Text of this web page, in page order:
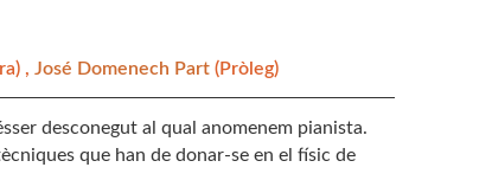
,José Domenech Part(Pròleg)
desconegut al qual anomenem pianista.
que han de donar-se en el físic de